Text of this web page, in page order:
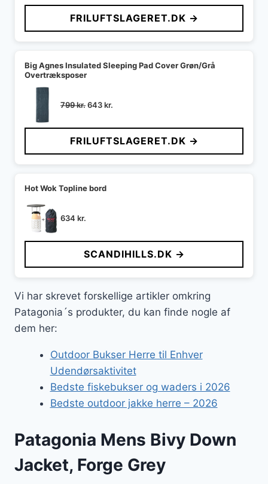
pris
var:
579 kr..
pris
er:
567 kr..
FRILUFTSLAGERET.DK →
Big Agnes Insulated Sleeping Pad Cover Grøn/Grå
Overtræksposer
799kr.Den
pris
var:
799 kr..
643kr.
pris
er:
643 kr..
FRILUFTSLAGERET.DK →
Hot Wok Topline bord
634 kr.
SCANDIHILLS.DK →
Vi har skrevet forskellige artikler omkring
Patagonia´s produkter, du kan finde nogle af
dem her:
Outdoor Bukser Herre til Enhver
Udendørsaktivitet
Bedste fiskebukser og waders i 2026
Bedste outdoor jakke herre – 2026
Patagonia Mens Bivy Down
Jacket, Forge Grey